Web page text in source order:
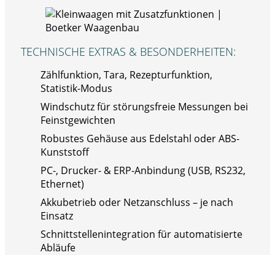
TECHNISCHE EXTRAS & BESONDERHEITEN:
Zählfunktion, Tara, Rezepturfunktion,
Statistik-Modus
Windschutz für störungsfreie Messungen bei
Feinstgewichten
Robustes Gehäuse aus Edelstahl oder ABS-
Kunststoff
PC-, Drucker- & ERP-Anbindung (USB, RS232,
Ethernet)
Akkubetrieb oder Netzanschluss – je nach
Einsatz
Schnittstellenintegration für automatisierte
Abläufe